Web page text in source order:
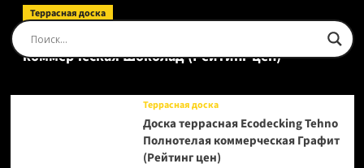
Террасная доска
Доска террасная Ecodecking Tehno Полнотелая
коммерческая Шоколад (Рейтинг цен)
Террасная доска
Доска террасная Ecodecking Tehno
Полнотелая коммерческая Графит
(Рейтинг цен)